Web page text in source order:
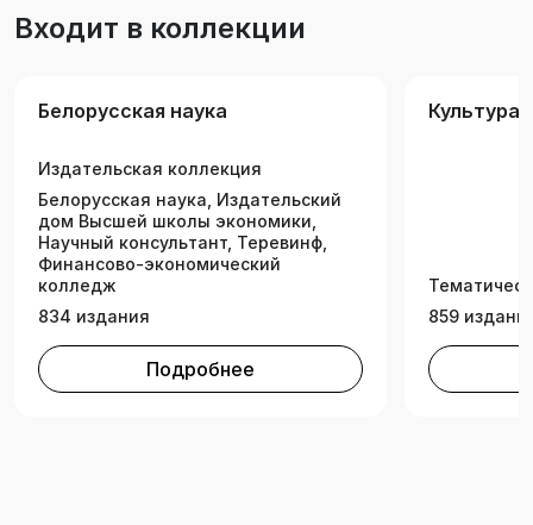
Республики Беларусь в современных
цивилизационного развития.
Входит в коллекции
Белорусская наука
Издательская коллекция
Белорусская наука, Издательский
дом Высшей школы экономики,
Научный консультант, Теревинф,
Финансово-экономический
колледж
834 издания
Подробнее
Культура.
859